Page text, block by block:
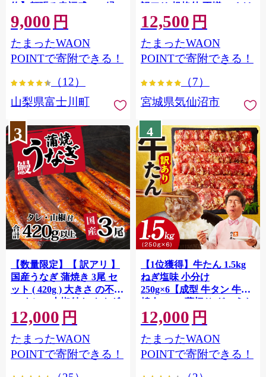
約】頬張る幸福感 〜緑の
宝石・ シャインマスカッ
ト 〜 １ｋｇ以上（２〜３
房） フルーツ 山梨県産 果
物 くだもの シャイン マス
大粒 種なし 先行予約 富士
円 九千円
9,000 円
たまったWAON
POINTで寄附できる！
（12）
山梨県富士川町
訳アリ 規格外 不揃い さけ
サケ 鮭切身 シャケ 切り身
冷凍 家庭用 おかず 弁当 支
援 サーモン 銀鮭切り身 魚
わけあり
12,500 円
たまったWAON
POINTで寄附できる！
（7）
宮城県気仙沼市
3
【数量限定】【 訳アリ 】
国産うなぎ 蒲焼き 3尾 セ
ット ( 420g ) 大きさ の不揃
い タレ・山椒付き ウナギ
鰻 ふぞろい 不揃い うな重
ひつまぶし 人気 茨城 八千
代町 ふるさと納税 冷凍
[SF951ya]
12,000 円
たまったWAON
POINTで寄附できる！
4
【1位獲得】牛たん 1.5kg
ねぎ塩味 小分け
250g×6【成型 牛タン 牛肉
焼肉 BBQ 薄切り ぎゅうた
ん スライス 訳あり サイズ
不揃い】 G4721
12,000 円
たまったWAON
POINTで寄附できる！